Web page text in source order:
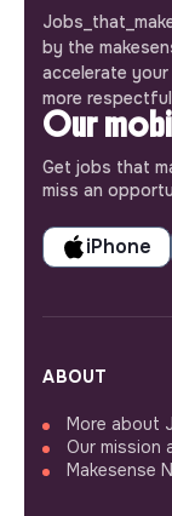
by the
accelerate
more
Our
Get jobs that
miss an
iPhone
ABOUT
More about
Our mission
Makesense